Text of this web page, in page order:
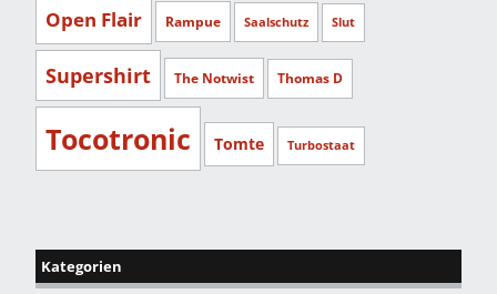
Open Flair Rampue Saalschutz Slut
Supershirt The Notwist Thomas D
Tocotronic Tomte Turbostaat
Kategorien